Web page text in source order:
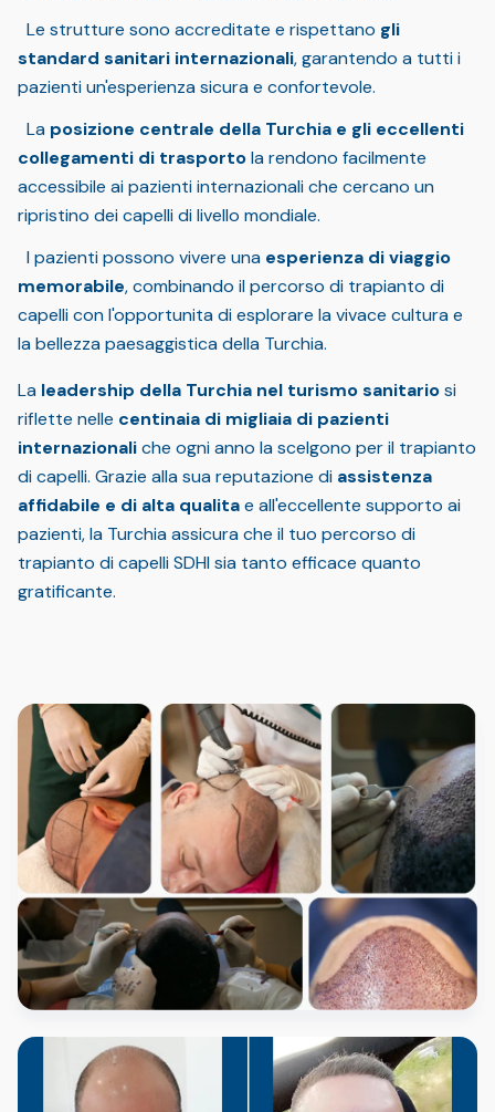
Le strutture sono accreditate e rispettano gli
standard sanitari internazionali, garantendo a tutti i
pazienti un'esperienza sicura e confortevole.
La posizione centrale della Turchia e gli eccellenti
collegamenti di trasportola rendono facilmente
accessibile ai pazienti internazionali che cercano un
ripristino dei capelli di livello mondiale.
I pazienti possono vivere una esperienza di viaggio
memorabile, combinando il percorso di trapianto di
capelli con l'opportunita di esplorare la vivace cultura e
la bellezza paesaggistica della Turchia.
La leadership della Turchia nel turismo sanitariosi
riflette nelle centinaia di migliaia di pazienti
internazionaliche ogni anno la scelgono per il trapianto
di capelli. Grazie alla sua reputazione di assistenza
affidabile e di alta qualitae all'eccellente supporto ai
pazienti, la Turchia assicura che il tuo percorso di
trapianto di capelli SDHI sia tanto efficace quanto
gratificante.